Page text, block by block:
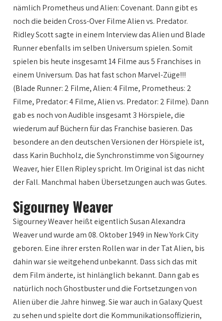
nämlich Prometheus und Alien: Covenant. Dann gibt es
noch die beiden Cross-Over Filme Alien vs. Predator.
Ridley Scott sagte in einem Interview das Alien und Blade
Runner ebenfalls im selben Universum spielen. Somit
spielen bis heute insgesamt 14 Filme aus 5 Franchises in
einem Universum. Das hat fast schon Marvel-Züge!!!
(Blade Runner: 2 Filme, Alien: 4 Filme, Prometheus: 2
Filme, Predator: 4 Filme, Alien vs. Predator: 2 Filme). Dann
gab es noch von Audible insgesamt 3 Hörspiele, die
wiederum auf Büchern für das Franchise basieren. Das
besondere an den deutschen Versionen der Hörspiele ist,
dass Karin Buchholz, die Synchronstimme von Sigourney
Weaver, hier Ellen Ripley spricht. Im Original ist das nicht
der Fall. Manchmal haben Übersetzungen auch was Gutes.
Sigourney Weaver
Sigourney Weaver heißt eigentlich Susan Alexandra
Weaver und wurde am 08. Oktober 1949 in New York City
geboren. Eine ihrer ersten Rollen war in der Tat Alien, bis
dahin war sie weitgehend unbekannt. Dass sich das mit
dem Film änderte, ist hinlänglich bekannt. Dann gab es
natürlich noch Ghostbuster und die Fortsetzungen von
Alien über die Jahre hinweg. Sie war auch in Galaxy Quest
zu sehen und spielte dort die Kommunikationsoffizierin,